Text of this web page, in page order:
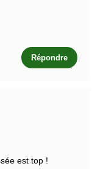
Répondre
est top !